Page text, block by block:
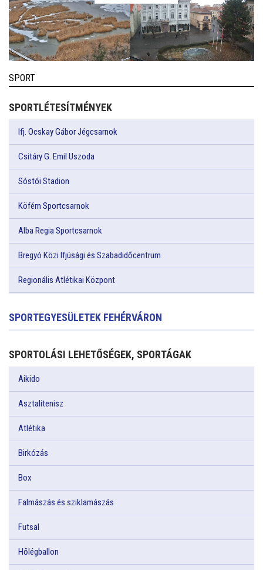
SPORT
SPORTLÉTESÍTMÉNYEK
Ifj. Ocskay Gábor Jégcsarnok
Csitáry G. Emil Uszoda
Sóstói Stadion
Köfém Sportcsarnok
Alba Regia Sportcsarnok
Bregyó Közi Ifjúsági és Szabadidőcentrum
Regionális Atlétikai Központ
SPORTEGYESÜLETEK FEHÉRVÁRON
SPORTOLÁSI LEHETŐSÉGEK, SPORTÁGAK
Aikido
Asztalitenisz
Atlétika
Birkózás
Box
Falmászás és sziklamászás
Futsal
Hőlégballon